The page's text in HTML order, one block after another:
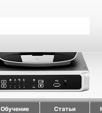
Обучение Статьи